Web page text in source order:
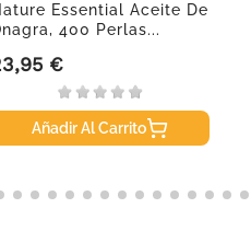
Essential Aceite De
400 Perlas...
€
Añadir Al Carrito